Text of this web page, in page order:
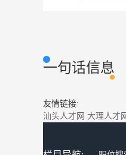
一句话信息
友情链接:
汕头人才网 大理人才